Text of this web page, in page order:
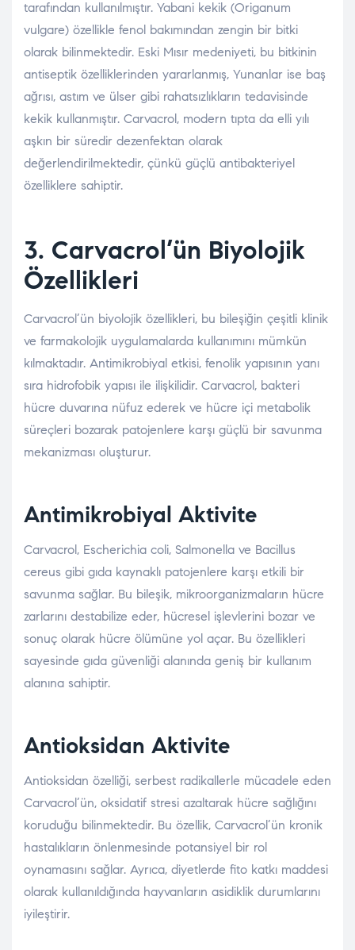
tarafından kullanılmıştır. Yabani kekik (Origanum
vulgare) özellikle fenol bakımından zengin bir bitki
olarak bilinmektedir. Eski Mısır medeniyeti, bu bitkinin
antiseptik özelliklerinden yararlanmış, Yunanlar ise baş
ağrısı, astım ve ülser gibi rahatsızlıkların tedavisinde
kekik kullanmıştır. Carvacrol, modern tıpta da elli yılı
aşkın bir süredir dezenfektan olarak
değerlendirilmektedir, çünkü güçlü antibakteriyel
özelliklere sahiptir.
3. Carvacrol’ün Biyolojik
Özellikleri
Carvacrol’ün biyolojik özellikleri, bu bileşiğin çeşitli klinik
ve farmakolojik uygulamalarda kullanımını mümkün
kılmaktadır. Antimikrobiyal etkisi, fenolik yapısının yanı
sıra hidrofobik yapısı ile ilişkilidir. Carvacrol, bakteri
hücre duvarına nüfuz ederek ve hücre içi metabolik
süreçleri bozarak patojenlere karşı güçlü bir savunma
mekanizması oluşturur.
Antimikrobiyal Aktivite
Carvacrol, Escherichia coli, Salmonella ve Bacillus
cereus gibi gıda kaynaklı patojenlere karşı etkili bir
savunma sağlar. Bu bileşik, mikroorganizmaların hücre
zarlarını destabilize eder, hücresel işlevlerini bozar ve
sonuç olarak hücre ölümüne yol açar. Bu özellikleri
sayesinde gıda güvenliği alanında geniş bir kullanım
alanına sahiptir.
Antioksidan Aktivite
Antioksidan özelliği, serbest radikallerle mücadele eden
Carvacrol’ün, oksidatif stresi azaltarak hücre sağlığını
koruduğu bilinmektedir. Bu özellik, Carvacrol’ün kronik
hastalıkların önlenmesinde potansiyel bir rol
oynamasını sağlar. Ayrıca, diyetlerde fito katkı maddesi
olarak kullanıldığında hayvanların asidiklik durumlarını
iyileştirir.